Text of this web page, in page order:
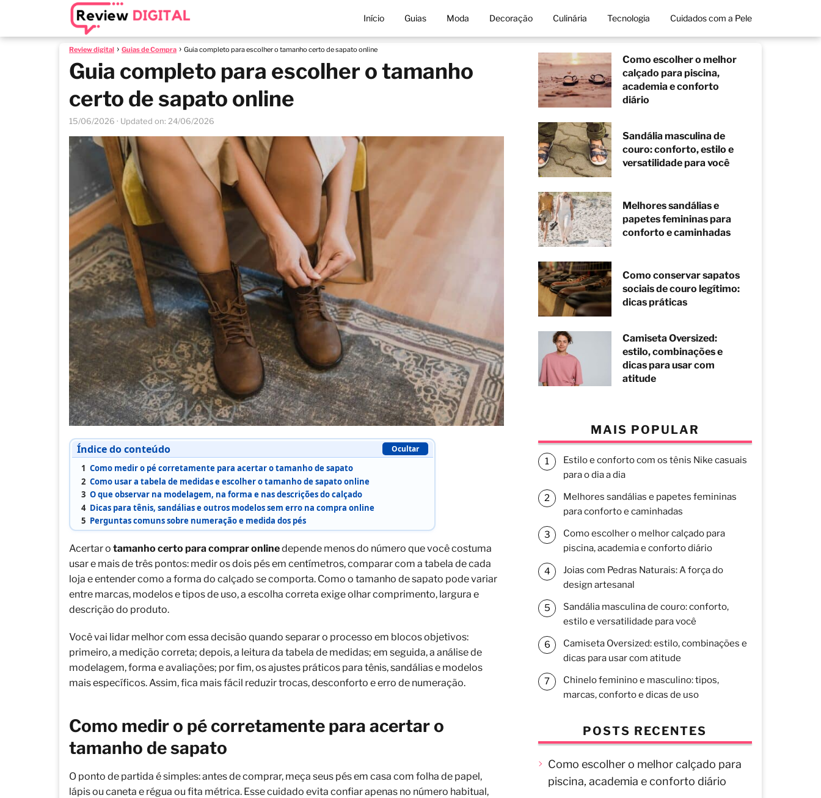
Início Guias Moda Decoração Culinária Tecnologia Cuidados com a Pele
Review digital Guias de Compra Guia completo para escolher o tamanho certo de sapato online
Guia completo para escolher o tamanho
certo de sapato online
15/06/2026 · Updated on: 24/06/2026
Índice do conteúdo Ocultar
1 Como medir o pé corretamente para acertar o tamanho de sapato
2 Como usar a tabela de medidas e escolher o tamanho de sapato online
3 O que observar na modelagem, na forma e nas descrições do calçado
4 Dicas para tênis, sandálias e outros modelos sem erro na compra online
5 Perguntas comuns sobre numeração e medida dos pés
Acertar o tamanho certo para comprar onlinedepende menos do número que você costuma
usar e mais de três pontos: medir os dois pés em centímetros, comparar com a tabela de cada
loja e entender como a forma do calçado se comporta. Como o tamanho de sapato pode variar
entre marcas, modelos e tipos de uso, a escolha correta exige olhar comprimento, largura e
descrição do produto.
Você vai lidar melhor com essa decisão quando separar o processo em blocos objetivos:
primeiro, a medição correta; depois, a leitura da tabela de medidas; em seguida, a análise de
modelagem, forma e avaliações; por fim, os ajustes práticos para tênis, sandálias e modelos
mais específicos. Assim, fica mais fácil reduzir trocas, desconforto e erro de numeração.
Como medir o pé corretamente para acertar o
tamanho de sapato
O ponto de partida é simples: antes de comprar, meça seus pés em casa com folha de papel,
lápis ou caneta e régua ou fita métrica. Esse cuidado evita confiar apenas no número habitual,
Como escolher o melhor
calçado para piscina,
academia e conforto
diário
Sandália masculina de
couro: conforto, estilo e
versatilidade para você
Melhores sandálias e
papetes femininas para
conforto e caminhadas
Como conservar sapatos
sociais de couro legítimo:
dicas práticas
Camiseta Oversized:
estilo, combinações e
dicas para usar com
atitude
MAIS POPULAR
Estilo e conforto com os tênis Nike casuais
para o dia a dia
Melhores sandálias e papetes femininas
para conforto e caminhadas
Como escolher o melhor calçado para
piscina, academia e conforto diário
Joias com Pedras Naturais: A força do
design artesanal
Sandália masculina de couro: conforto,
estilo e versatilidade para você
Camiseta Oversized: estilo, combinações e
dicas para usar com atitude
Chinelo feminino e masculino: tipos,
marcas, conforto e dicas de uso
POSTS RECENTES
Como escolher o melhor calçado para
piscina, academia e conforto diário